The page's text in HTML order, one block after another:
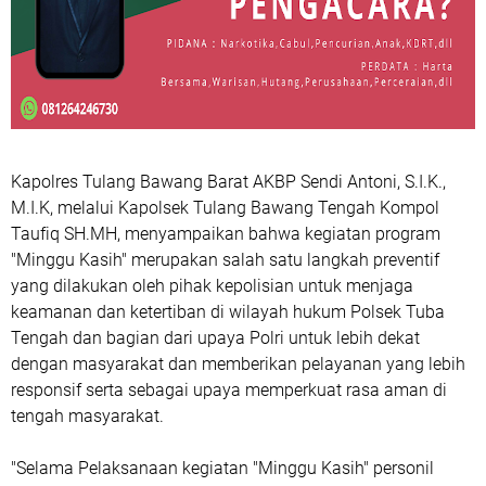
Kapolres Tulang Bawang Barat AKBP Sendi Antoni, S.I.K.,
M.I.K, melalui Kapolsek Tulang Bawang Tengah Kompol
Taufiq SH.MH, menyampaikan bahwa kegiatan program
"Minggu Kasih" merupakan salah satu langkah preventif
yang dilakukan oleh pihak kepolisian untuk menjaga
keamanan dan ketertiban di wilayah hukum Polsek Tuba
Tengah dan bagian dari upaya Polri untuk lebih dekat
dengan masyarakat dan memberikan pelayanan yang lebih
responsif serta sebagai upaya memperkuat rasa aman di
tengah masyarakat.
"Selama Pelaksanaan kegiatan "Minggu Kasih" personil